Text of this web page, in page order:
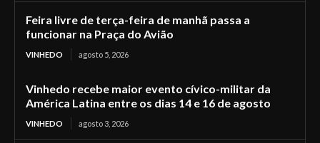
Feira livre de terça-feira de manhã passa a
funcionar na Praça do Avião
VINHEDO agosto 5, 2026
Vinhedo recebe maior evento cívico-militar da
América Latina entre os dias 14 e 16 de agosto
VINHEDO agosto 3, 2026